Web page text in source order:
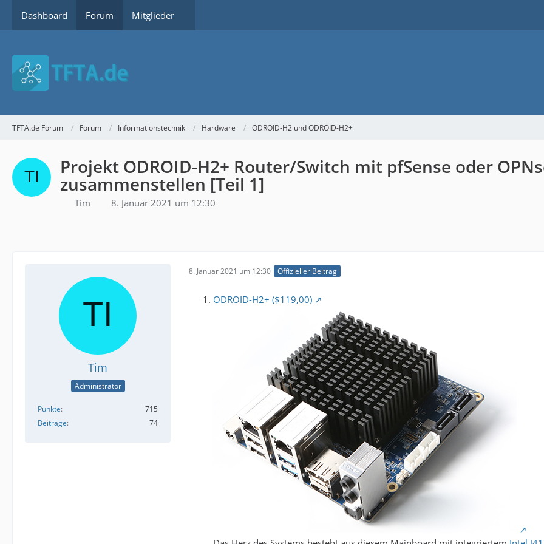
Dashboard Forum Mitglieder
TFTA.de Forum Forum Informationstechnik Hardware ODROID-H2 und ODROID-H2+
Projekt ODROID-H2+ Router/Switch mit pfSense oder
zusammenstellen [Teil 1]
Tim 8. Januar 2021 um 12:30
Tim
Administrator
Punkte
715
Beiträge
74
8. Januar 2021 um 12:30 Offizieller Beitrag
ODROID-H2+ ($119,00)